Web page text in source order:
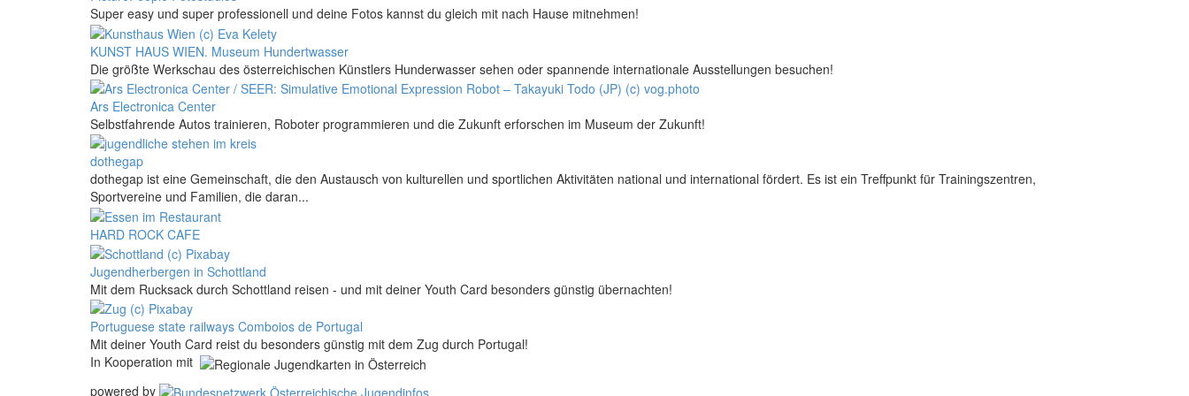
Super easy und super professionell und deine Fotos kannst du gleich mit nach Hause mitnehmen!
KUNST HAUS WIEN. Museum Hundertwasser
Die größte Werkschau des österreichischen Künstlers Hunderwasser sehen oder spannende internationale Ausstellungen besuchen!
Ars Electronica Center
Selbstfahrende Autos trainieren, Roboter programmieren und die Zukunft erforschen im Museum der Zukunft!
dothegap
dothegap ist eine Gemeinschaft, die den Austausch von kulturellen und sportlichen Aktivitäten national und international fördert. Es ist ein Treffpunkt für Trainingszentren,
Sportvereine und Familien, die daran...
HARD ROCK CAFE
Jugendherbergen in Schottland
Mit dem Rucksack durch Schottland reisen - und mit deiner Youth Card besonders günstig übernachten!
Portuguese state railways Comboios de Portugal
Mit deiner Youth Card reist du besonders günstig mit dem Zug durch Portugal!
In Kooperation mit
powered by